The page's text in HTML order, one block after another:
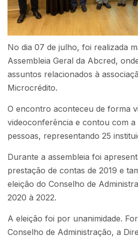
No dia 07 de julho, foi realizada
Assembleia Geral da Abcred,
assuntos relacionados à
Microcrédito.
O encontro aconteceu de forma
videoconferência e contou com a
pessoas, representando 25
Durante a assembleia foi
prestação de contas de 2019 e
eleição do Conselho de
2020 à 2022.
A eleição foi por unanimidade.
Conselho de Administração, a